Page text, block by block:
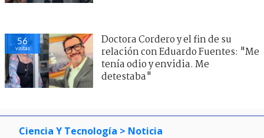
56
visitas
Doctora Cordero y el fin de su
relación con Eduardo Fuentes: "Me
tenía odio y envidia. Me
detestaba"
Ciencia Y Tecnología > Noticia